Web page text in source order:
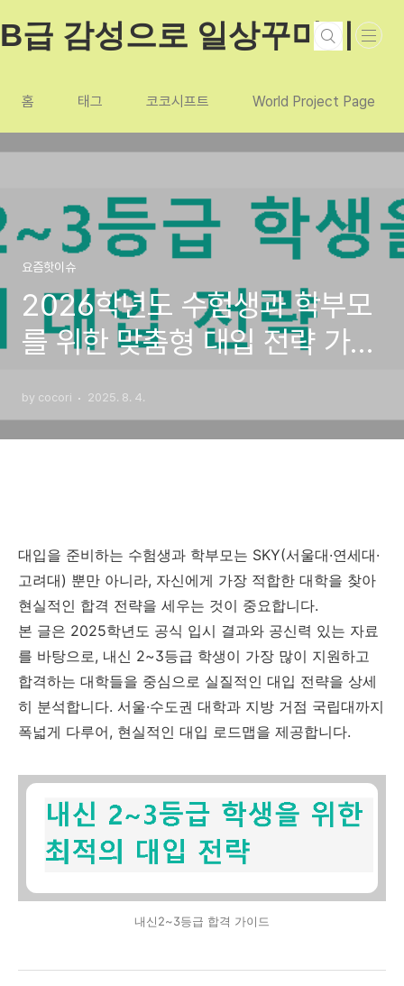
B급 감성으로 일상꾸미기
홈 태그 코코시프트 World Project Page
요즘핫이슈
2026학년도 수험생과 학부모
를 위한 맞춤형 대입 전략 가이
최적의 대입 전략
by cocori 2025. 8. 4.
대입을 준비하는 수험생과 학부모는 SKY(서울대·연세대·
고려대) 뿐만 아니라, 자신에게 가장 적합한 대학을 찾아
현실적인 합격 전략을 세우는 것이 중요합니다.
본 글은 2025학년도 공식 입시 결과와 공신력 있는 자료
를 바탕으로, 내신 2~3등급 학생이 가장 많이 지원하고
합격하는 대학들을 중심으로 실질적인 대입 전략을 상세
히 분석합니다. 서울·수도권 대학과 지방 거점 국립대까지
폭넓게 다루어, 현실적인 대입 로드맵을 제공합니다.
내신2~3등급 합격 가이드